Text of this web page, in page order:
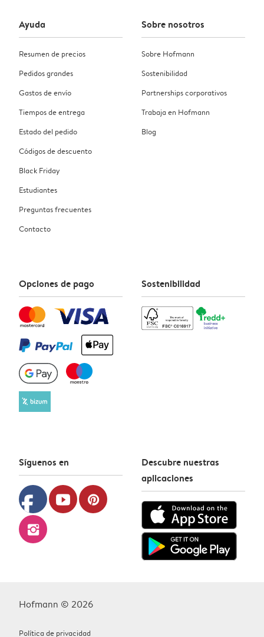
Ayuda
Resumen de precios
Pedidos grandes
Gastos de envío
Tiempos de entrega
Estado del pedido
Códigos de descuento
Black Friday
Estudiantes
Preguntas frecuentes
Contacto
Sobre nosotros
Sobre Hofmann
Sostenibilidad
Partnerships corporativos
Trabaja en Hofmann
Blog
Opciones de pago Sostenibilidad
Síguenos en
facebook youtube pinterest
instagram
Descubre nuestras
aplicaciones
Hofmann © 2026
Política de privacidad